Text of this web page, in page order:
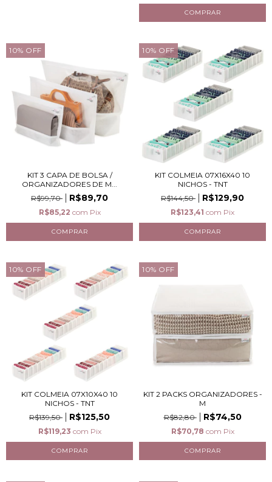
10% OFF
KIT 3 CAPA DE BOLSA /
ORGANIZADORES DE M...
R$99,70
R$89,70
R$85,22 com Pix
10% OFF
KIT COLMEIA 07X16X40 10
NICHOS - TNT
R$144,50
R$129,90
R$123,41 com Pix
10% OFF
KIT COLMEIA 07X10X40 10
NICHOS - TNT
R$139,50
R$125,50
R$119,23 com Pix
10% OFF
KIT 2 PACKS ORGANIZADORES -
M
R$82,80
R$74,50
R$70,78 com Pix